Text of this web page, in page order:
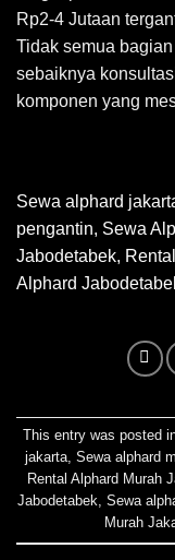
Rp2-4 Jutaan
Tidak semua
sebaiknya
komponen yang
Sewa alphard
pengantin, Sewa
Jabodetabek,
Alphard
This entry was posted
jakarta, Sewa alphard
Rental Alphard Murah
Jabodetabek, Sewa
Murah